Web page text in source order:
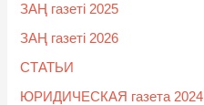
ЗАҢ газеті 2025
ЗАҢ газеті 2026
СТАТЬИ
ЮРИДИЧЕСКАЯ газета 2024